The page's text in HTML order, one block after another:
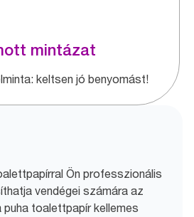
mintázat
keltsen jó benyomást!
Ön professzionális
vendégei számára az
toalettpapír kellemes